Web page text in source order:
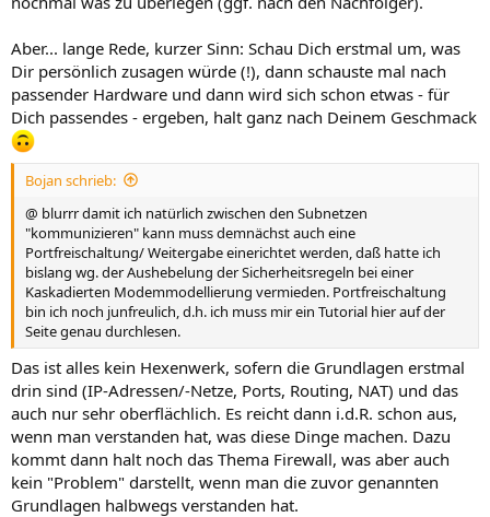
Aber... lange Rede, kurzer Sinn: Schau Dich erstmal um, was
Dir persönlich zusagen würde (!), dann schauste mal nach
passender Hardware und dann wird sich schon etwas - für
Dich passendes - ergeben, halt ganz nach Deinem Geschmack
Bojan schrieb:
@ blurrr damit ich natürlich zwischen den Subnetzen
"kommunizieren" kann muss demnächst auch eine
Portfreischaltung/ Weitergabe einerichtet werden, daß hatte ich
bislang wg. der Aushebelung der Sicherheitsregeln bei einer
Kaskadierten Modemmodellierung vermieden. Portfreischaltung
bin ich noch junfreulich, d.h. ich muss mir ein Tutorial hier auf der
Seite genau durchlesen.
Das ist alles kein Hexenwerk, sofern die Grundlagen erstmal
drin sind (IP-Adressen/-Netze, Ports, Routing, NAT) und das
auch nur sehr oberflächlich. Es reicht dann i.d.R. schon aus,
wenn man verstanden hat, was diese Dinge machen. Dazu
kommt dann halt noch das Thema Firewall, was aber auch
kein "Problem" darstellt, wenn man die zuvor genannten
Grundlagen halbwegs verstanden hat.